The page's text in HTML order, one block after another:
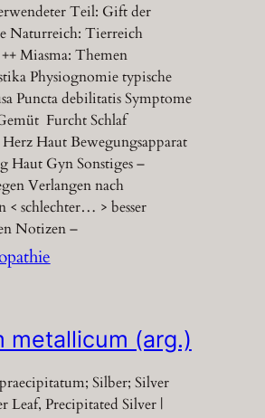
Teil: Gift der
Naturreich: Tierreich
Miasma: Themen
Physiognomie typische
Puncta debilitatis Symptome
Furcht Schlaf
Haut Bewegungsapparat
Haut Gyn Sonstiges –
Verlangen nach
< schlechter… > besser
Notizen –
metallicum (arg.)
Silber; Silver
Leaf, Precipitated Silver |